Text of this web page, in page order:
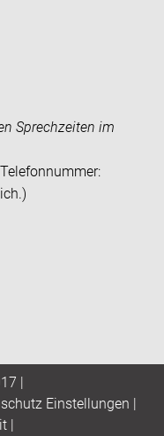
Sprechzeiten im
|
Einstellungen |
|